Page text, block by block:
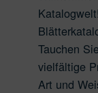
Tauchen
vielfältige
Art und